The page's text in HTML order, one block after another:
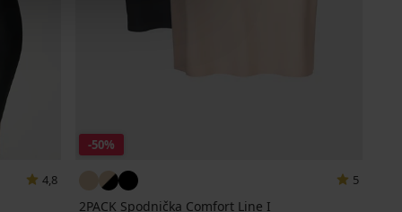
4,8
-50%
5
2PACK Spodnička Comfort Line I